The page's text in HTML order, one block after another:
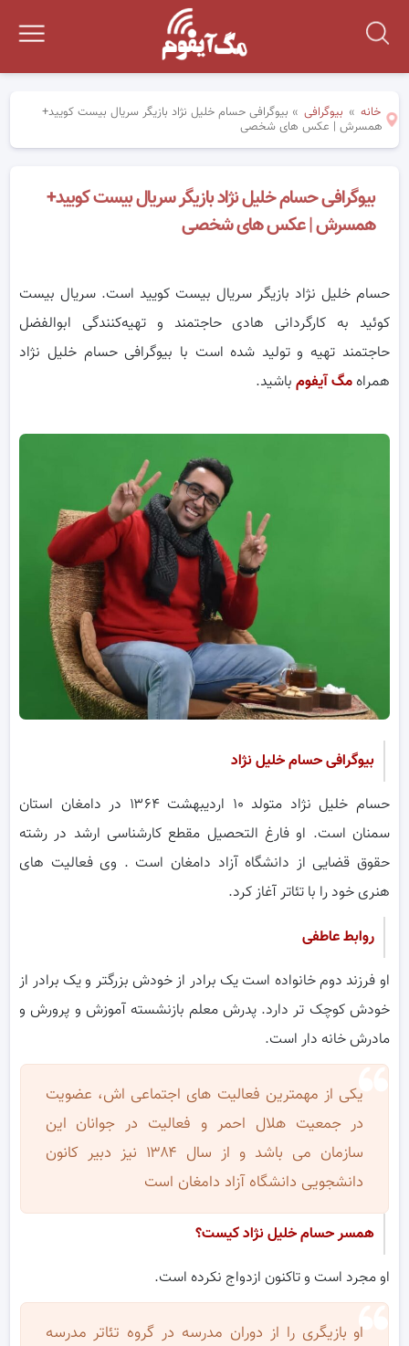
خانه » بیوگرافی » بیوگرافی حسام خلیل نژاد بازیگر سریال بیست کویید+
همسرش | عکس های شخصی
بیوگرافی حسام خلیل نژاد بازیگر سریال بیست کویید+
همسرش | عکس های شخصی
حسام خلیل نژاد بازیگر سریال بیست کویید است. سریال بیست
کوئید به کارگردانی هادی حاجتمند و تهیه‌کنندگی ابوالفضل
حاجتمند تهیه و تولید شده است با بیوگرافی حسام خلیل نژاد
همراهمگ آیفوم باشید.
بیوگرافی حسام خلیل نژاد
حسام خلیل نژاد متولد ۱۰ اردیبهشت ۱۳۶۴ در دامغان استان
سمنان است. او فارغ التحصیل مقطع کارشناسی ارشد در رشته
حقوق قضایی از دانشگاه آزاد دامغان است . وی فعالیت های
هنری خود را با تئاتر آغاز کرد.
روابط عاطفی
او فرزند دوم خانواده است یک برادر از خودش بزرگتر و یک برادر از
خودش کوچک تر دارد. پدرش معلم بازنشسته آموزش و پرورش و
مادرش خانه دار است.
یکی از مهمترین فعالیت های اجتماعی اش، عضویت
در جمعیت هلال احمر و فعالیت در جوانان این
سازمان می باشد و از سال ۱۳۸۴ نیز دبیر کانون
دانشجویی دانشگاه آزاد دامغان است
همسر حسام خلیل نژاد کیست؟
او مجرد است و تاکنون ازدواج نکرده است.
او بازیگری را از دوران مدرسه در گروه تئاتر مدرسه